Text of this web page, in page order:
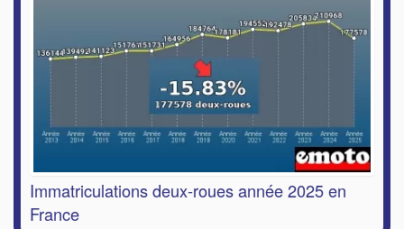
Immatriculations deux-roues année 2025 en
France